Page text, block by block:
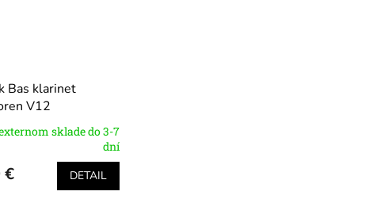
Bas klarinet
V12
sklade do 3-7
dní
€ DETAIL